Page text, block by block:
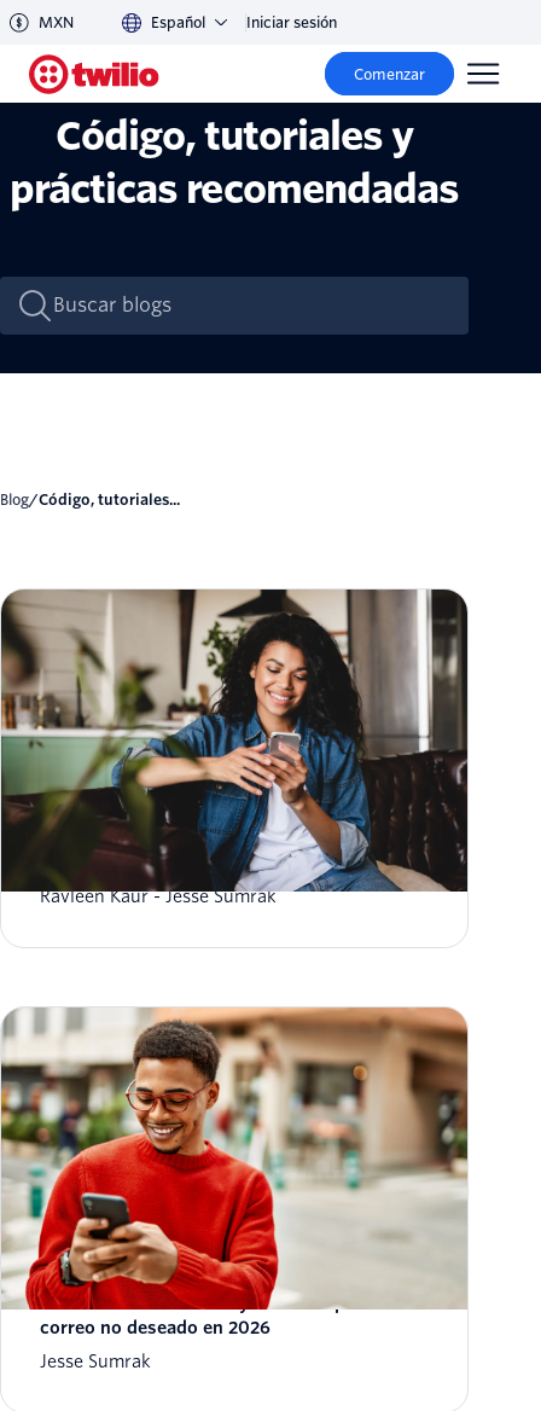
MXN Español Iniciar sesión
Comenzar
Código, tutoriales y
prácticas recomendadas
Blog/ Código, tutoriales...
¿Qué es la mensajería de RCS?
Ravleen Kaur
Jesse Sumrak
Más de 19 consejos para evitar que tus
correos electrónicos vayan a la carpeta de
correo no deseado en 2026
Jesse Sumrak